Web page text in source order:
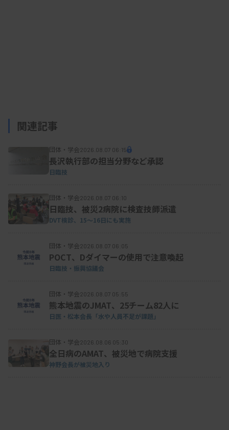
DXに期待する効果（複数回答）については、
「業務の効率化」が146施設と最多で、次いで「コ
「データに基づく意思決定」が68施設などの順だっ
た。
一方で、DXの取り組みについては「必要だと思
うが取り組めていない」が57％、「予定はない」が
18％で、多くの施設で具体的な取り組みはこれから
という状況だった。IT人材の不足や予算確保の難し
さなどの課題を挙げる意見が多かった。
関連記事
団体・学会2026.08.07 06:15
長沢執行部の担当分野など承認
日臨技
団体・学会2026.08.07 06:10
日臨技、被災2病院に検査技師派遣
DVT検診、15～16日にも実施
団体・学会2026.08.07 06:05
POCT、Dダイマーの使用で注意喚起
日臨技・振興協議会
団体・学会2026.08.07 05:55
熊本地震のJMAT、25チーム82人に
日医・松本会長「水や人員不足が課題」
団体・学会2026.08.06 05:30
全日病のAMAT、被災地で病院支援
神野会長が被災地入り